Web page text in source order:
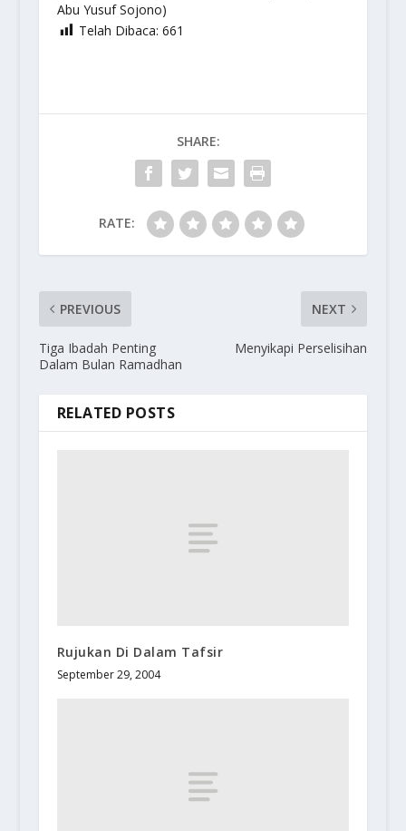
Abu Yusuf Sojono)
Telah Dibaca: 661
SHARE:
RATE:
PREVIOUS
Tiga Ibadah Penting
Dalam Bulan Ramadhan
NEXT
Menyikapi Perselisihan
RELATED POSTS
Rujukan Di Dalam Tafsir
September 29, 2004